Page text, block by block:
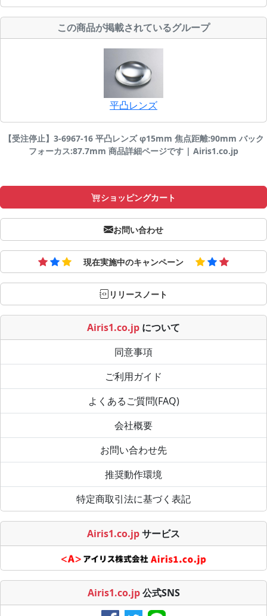
この商品が掲載されているグループ
平凸レンズ
【受注停止】3-6967-16 平凸レンズ φ15mm 焦点距離:90mm バック
フォーカス:87.7mm 商品詳細ページです | Airis1.co.jp
ショッピングカート
お問い合わせ
現在実施中のキャンペーン
リリースノート
Airis1.co.jp について
同意事項
ご利用ガイド
よくあるご質問(FAQ)
会社概要
お問い合わせ先
推奨動作環境
特定商取引法に基づく表記
Airis1.co.jpサービス
Airis1.co.jp 公式SNS